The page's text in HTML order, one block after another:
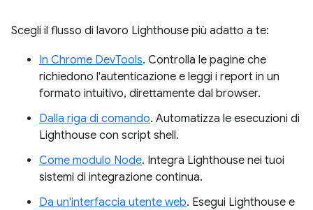
Scegli il flusso di lavoro Lighthouse più adatto a te:
In Chrome DevTools. Controlla le pagine che
richiedono l'autenticazione e leggi i report in un
formato intuitivo, direttamente dal browser.
Dalla riga di comando. Automatizza le esecuzioni di
Lighthouse con script shell.
Come modulo Node. Integra Lighthouse nei tuoi
sistemi di integrazione continua.
Da un'interfaccia utente web. Esegui Lighthouse e